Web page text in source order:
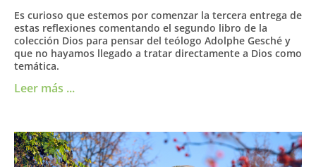
Es curioso que estemos por comenzar la tercera entrega de
estas reflexiones comentando el segundo libro de la
colección Dios para pensar del teólogo Adolphe Gesché y
que no hayamos llegado a tratar directamente a Dios como
temática.
Leer más ...